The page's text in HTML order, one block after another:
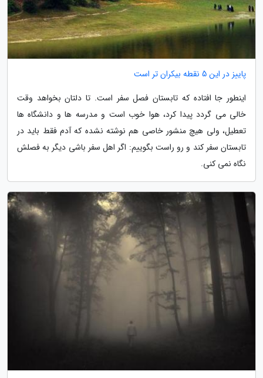
پاییز در این 5 نقطه بیکران تر است
اینطور جا افتاده که تابستان فصل سفر است. تا دلتان بخواهد وقت
خالی می گردد پیدا کرد، هوا خوب است و مدرسه ها و دانشگاه ها
تعطیل، ولی هیچ منشور خاصی هم نوشته نشده که آدم فقط باید در
تابستان سفر کند و رو راست بگوییم: اگر اهل سفر باشی دیگر به فصلش
نگاه نمی کنی.